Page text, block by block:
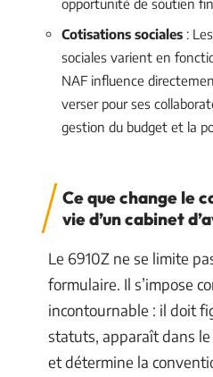
opportunité de soutien
Cotisations sociales :
sociales varient en
NAF influence
verser pour ses
gestion du budget et la
Ce que change le
vie d’un cabinet
Le 6910Z ne se limite
formulaire. Il s’impose
incontournable : il doit
statuts, apparaît dans le
et détermine la